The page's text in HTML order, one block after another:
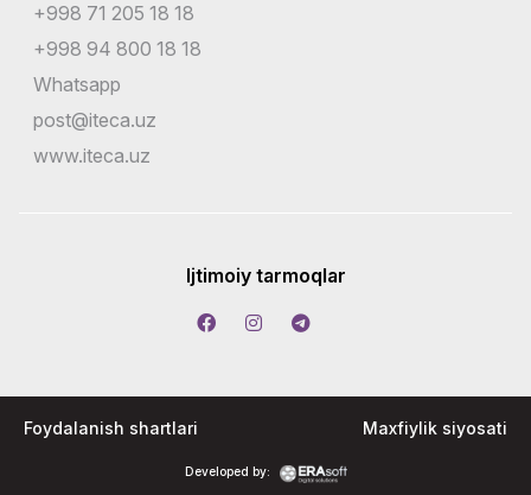
+998 71 205 18 18
+998 94 800 18 18
Whatsapp
post@iteca.uz
www.iteca.uz
Ijtimoiy tarmoqlar
Developed by:
Foydalanish shartlari Maxfiylik siyosati